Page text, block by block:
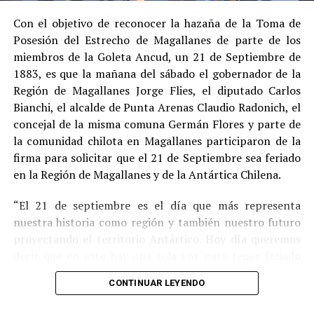
cumplimiento efectivo en recinto penitenciario.
Indemnización a la víctima y nueva investigación
por ocultamiento de bienes
En el ámbito civil, elJuzgado de Letras de Castrodictó
enseptiembre de 2023una sentencia que obliga a
Pedro Montecinos apagar una indemnización total de
$120 millonespor concepto de daño moral:
$80 millonesa favor de la víctima.
$40 millonesa favor de su madre.
Sin embargo, la Fiscalía abrió una nueva línea
transferencia de bienes
ejecución del fallo.
Con el objetivo de reconocer la hazaña de la Toma de
Posesión del Estrecho de Magallanes de parte de los
miembros de la Goleta Ancud, un 21 de Septiembre de
1883, es que la mañana del sábado el gobernador de la
Región de Magallanes Jorge Flies, el diputado Carlos
Bianchi, el alcalde de Punta Arenas Claudio Radonich, el
concejal de la misma comuna Germán Flores y parte de
la comunidad chilota en Magallanes participaron de la
firma para solicitar que el 21 de Septiembre sea feriado
en la Región de Magallanes y de la Antártica Chilena.
“El 21 de septiembre es el día que más representa
nuestra historia como región y también nuestro futuro
proyectando el territorio Antártico. Hoy día queremos
este día por los primeros chilotes que llegaron en la
Goleta Ancud y por los que han hecho a Magallanes lo
CONTINUAR LEYENDO